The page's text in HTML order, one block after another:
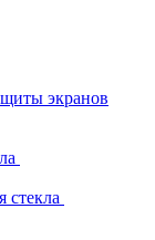
экранов
стекла